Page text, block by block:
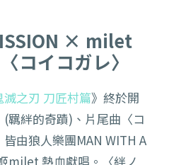
× milet
コイコガレ〉
滅之刃 刀匠村篇》終於開
羈絆的奇蹟)、片尾曲〈コ
由狼人樂團MAN WITH A
milet 熱血獻唱。〈絆ノ